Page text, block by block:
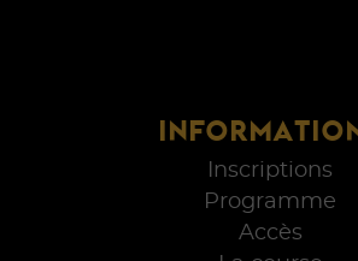
Inscriptions
Programme
Accès